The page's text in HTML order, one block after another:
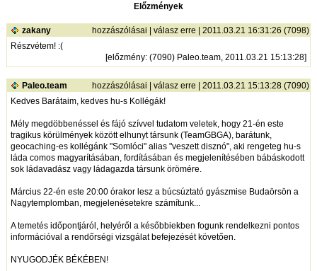
Előzmények
zakany hozzászólásai | válasz erre | 2011.03.21 16:31:26 (7098)
Részvétem! :(
[előzmény: (7090) Paleo.team, 2011.03.21 15:13:28]
Paleo.team hozzászólásai | válasz erre | 2011.03.21 15:13:28 (7090)
Kedves Barátaim, kedves hu-s Kollégák!
Mély megdöbbenéssel és fájó szívvel tudatom veletek, hogy 21-én este
tragikus körülmények között elhunyt társunk (TeamGBGA), barátunk,
geocaching-es kollégánk "Somlóci" alias "veszett disznó", aki rengeteg hu-s
láda comos magyarításában, fordításában és megjelenítésében bábáskodott
sok ládavadász vagy ládagazda társunk örömére.
Március 22-én este 20:00 órakor lesz a búcsúztató gyászmise Budaörsön a
Nagytemplomban, megjelenésetekre számítunk...
A temetés időpontjáról, helyéről a későbbiekben fogunk rendelkezni pontos
információval a rendőrségi vizsgálat befejezését követően.
NYUGODJÉK BÉKÉBEN!